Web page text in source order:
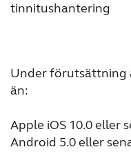
tinnitushantering
Under förutsättning
än:
Apple iOS 10.0 eller
Android 5.0 eller